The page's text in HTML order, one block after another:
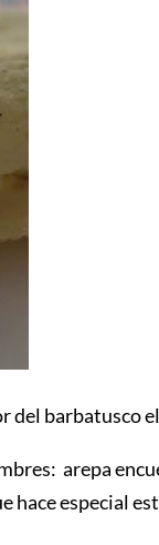
del barbatusco
arepa
hace especial